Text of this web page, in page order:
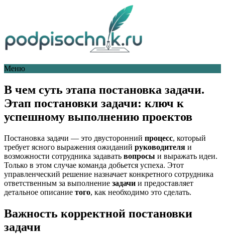
Меню
В чем суть этапа постановка задачи.
Этап постановки задачи: ключ к
успешному выполнению проектов
Постановка задачи — это двусторонний процесс, который
требует ясного выражения ожиданий руководителя и
возможности сотрудника задавать вопросы и выражать идеи.
Только в этом случае команда добьется успеха. Этот
управленческий решение назначает конкретного сотрудника
ответственным за выполнение задачи и предоставляет
детальное описание того, как необходимо это сделать.
Важность корректной постановки
задачи